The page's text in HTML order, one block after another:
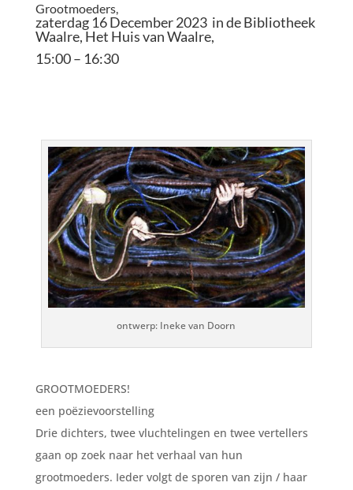
Grootmoeders,
zaterdag 16 December 2023 in de Bibliotheek
Waalre, Het Huis van Waalre,
15:00 – 16:30
ontwerp: Ineke van Doorn
GROOTMOEDERS!
een poëzievoorstelling
Drie dichters, twee vluchtelingen en twee vertellers
gaan op zoek naar het verhaal van hun
grootmoeders. Ieder volgt de sporen van zijn / haar